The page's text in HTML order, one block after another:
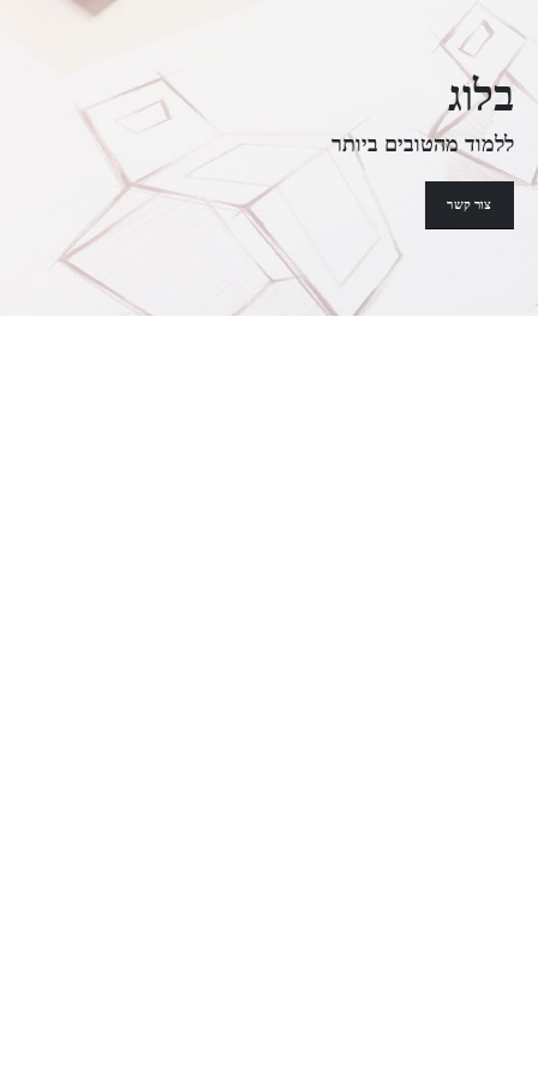
בלוג
ללמוד מהטובים ביותר
צור קשר